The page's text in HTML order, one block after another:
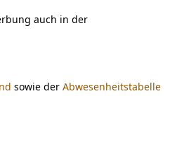
auch in der
sowie der Abwesenheitstabelle